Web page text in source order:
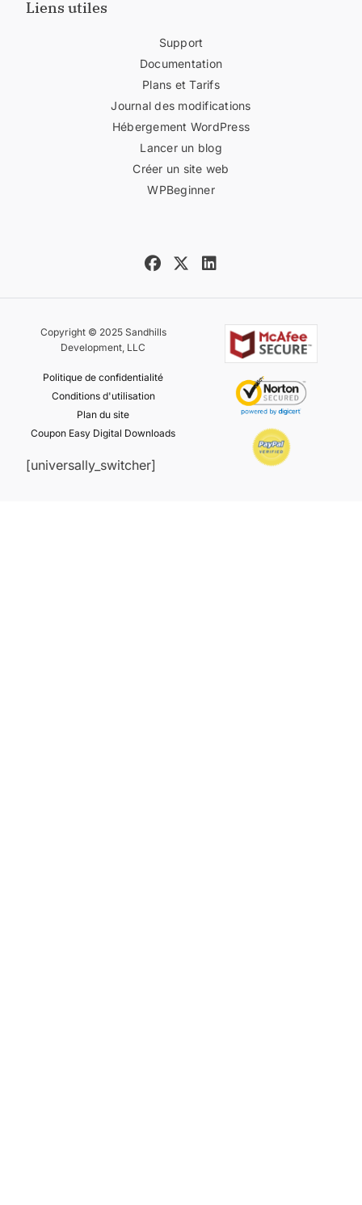
Liens utiles
Support
Documentation
Plans et Tarifs
Journal des modifications
Hébergement WordPress
Lancer un blog
Créer un site web
WPBeginner
Copyright © 2025 Sandhills
Development, LLC
Politique de confidentialité
Conditions d'utilisation
Plan du site
Coupon Easy Digital Downloads
[universally_switcher]